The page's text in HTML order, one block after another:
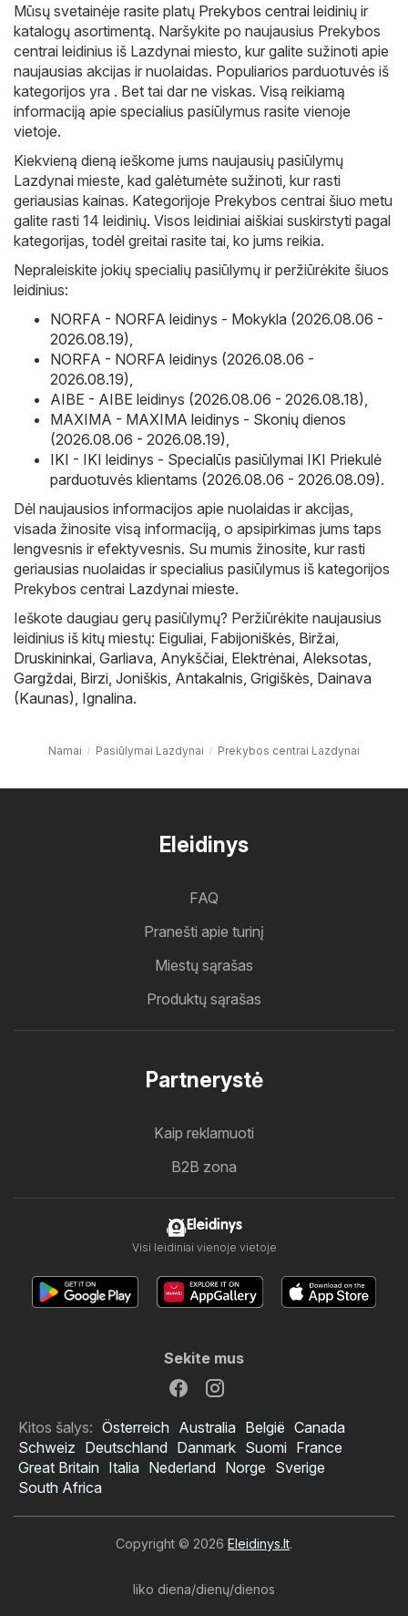
Mūsų svetainėje rasite platų Prekybos centrai leidinių ir
katalogų asortimentą. Naršykite po naujausius Prekybos
centrai leidinius iš Lazdynai miesto, kur galite sužinoti apie
naujausias akcijas ir nuolaidas. Populiarios parduotuvės iš
kategorijos yra . Bet tai dar ne viskas. Visą reikiamą
informaciją apie specialius pasiūlymus rasite vienoje
vietoje.
Kiekvieną dieną ieškome jums naujausių pasiūlymų
Lazdynai mieste, kad galėtumėte sužinoti, kur rasti
geriausias kainas. Kategorijoje Prekybos centrai šiuo metu
galite rasti 14 leidinių. Visos leidiniai aiškiai suskirstyti pagal
kategorijas, todėl greitai rasite tai, ko jums reikia.
Nepraleiskite jokių specialių pasiūlymų ir peržiūrėkite šiuos
leidinius:
NORFA - NORFA leidinys - Mokykla (2026.08.06 -
2026.08.19)
NORFA - NORFA leidinys (2026.08.06 -
2026.08.19)
AIBE - AIBE leidinys (2026.08.06 - 2026.08.18)
MAXIMA - MAXIMA leidinys - Skonių dienos
(2026.08.06 - 2026.08.19)
IKI - IKI leidinys - Specialūs pasiūlymai IKI Priekulė
parduotuvės klientams (2026.08.06 - 2026.08.09).
Dėl naujausios informacijos apie nuolaidas ir akcijas,
visada žinosite visą informaciją, o apsipirkimas jums taps
lengvesnis ir efektyvesnis. Su mumis žinosite, kur rasti
geriausias nuolaidas ir specialius pasiūlymus iš kategorijos
Prekybos centrai Lazdynai mieste.
Ieškote daugiau gerų pasiūlymų? Peržiūrėkite naujausius
leidinius iš kitų miestų: Eiguliai Fabijoniškės Biržai
Druskininkai Garliava Anykščiai Elektrėnai Aleksotas
Gargždai Birzi Joniškis Antakalnis Grigiškės Dainava
(Kaunas) Ignalina.
Namai Pasiūlymai Lazdynai Prekybos centrai Lazdynai
Eleidinys
FAQ
Pranešti apie turinį
Miestų sąrašas
Produktų sąrašas
Partnerystė
Kaip reklamuoti
B2B zona
Eleidinys
Visi leidiniai vienoje vietoje
Sekite mus
Kitos šalys: Österreich Australia België Canada
Schweiz Deutschland Danmark Suomi France
Great Britain Italia Nederland Norge Sverige
South Africa
Copyright © 2026 Eleidinys.lt.
liko diena/dienų/dienos